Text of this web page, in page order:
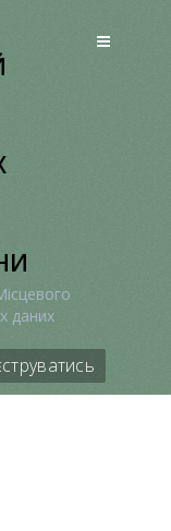
даних